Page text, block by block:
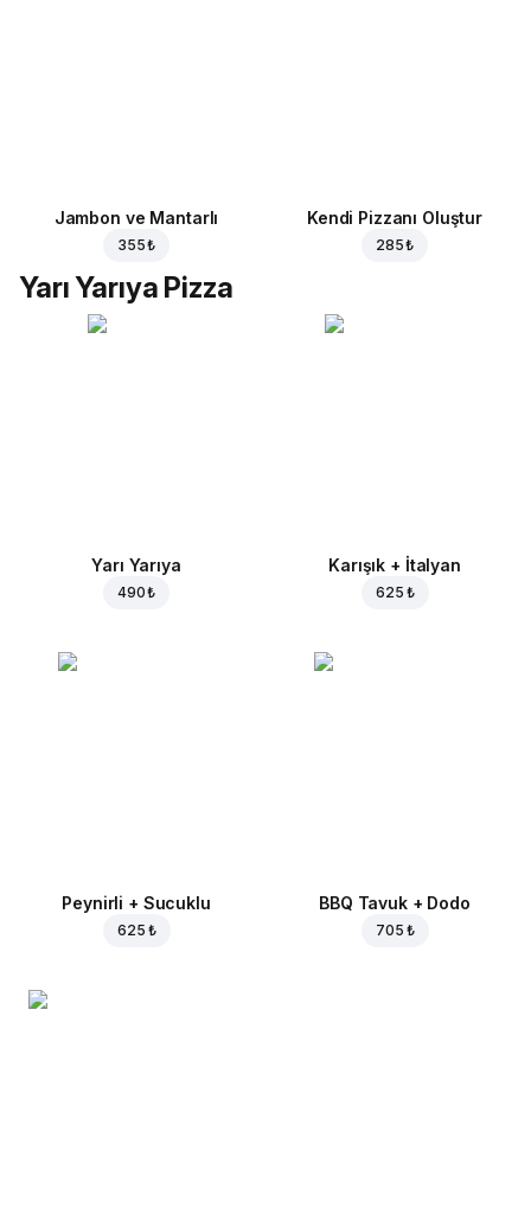
Jambon ve Mantarlı
355 ₺
Kendi Pizzanı Oluştur
285 ₺
Yarı Yarıya Pizza
Yarı Yarıya
490 ₺
Karışık + İtalyan
625 ₺
Peynirli + Sucuklu
625 ₺
BBQ Tavuk + Dodo
705 ₺